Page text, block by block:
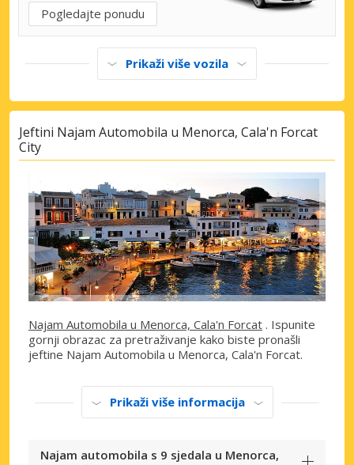
Pogledajte ponudu
Prikaži više vozila
Jeftini Najam Automobila u Menorca, Cala'n Forcat
City
Najam Automobila u Menorca, Cala'n Forcat . Ispunite
gornji obrazac za pretraživanje kako biste pronašli
jeftine Najam Automobila u Menorca, Cala'n Forcat.
Prikaži više informacija
Najam automobila s 9 sjedala u Menorca,